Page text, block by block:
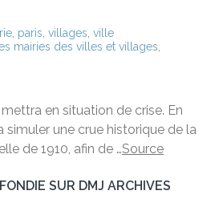
paris villages ville
mairies des villes et villages
en situation de crise. En
simuler une crue historique de la
de 1910, afin de …Source
SUR DMJ ARCHIVES